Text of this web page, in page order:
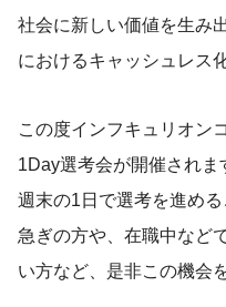
社会に新しい価値を生み
におけるキャッシュレス
この度インフキュリオン
1Day選考会が開催されま
週末の1日で選考を進め
急ぎの方や、在職中など
い方など、是非この機会